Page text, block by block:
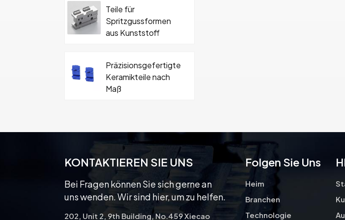
Teile für
Spritzgussformen
aus Kunststoff
Präzisionsgefertigte
Keramikteile nach
Maß
Keramikformteil mit
Schraube
KONTAKTIEREN SIE UNS
Bei Fragen können Sie sich gerne an
uns wenden. Wir sind hier, um zu helfen.
202, Unit 2, 9th Building, No.459 Xiecao
Folgen Sie Uns
Heim
Branchen
Technologie